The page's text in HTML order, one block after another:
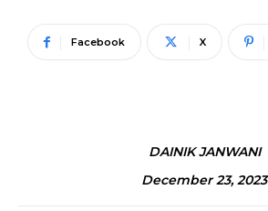
Facebook X
DAINIK JANWANI
December 23, 2023